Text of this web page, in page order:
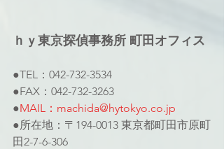
ｈｙ東京探偵事務所 町田オフィス
●TEL：042-732-3534
●FAX：042-732-3263
●MAIL：machida@hytokyo.co.jp
●所在地：〒194-0013 東京都町田市原町
田2-7-6-306